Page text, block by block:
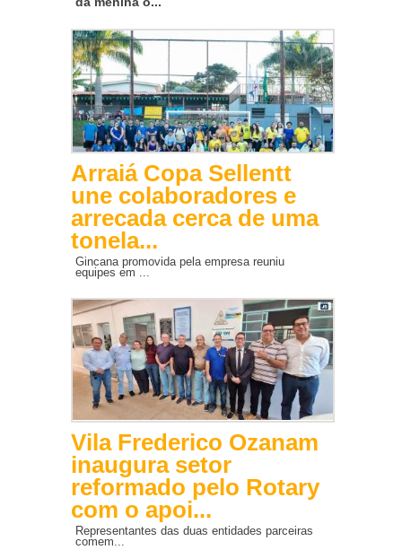
Arraiá Copa Sellentt
une colaboradores e
arrecada cerca de uma
tonela...
Gincana promovida pela empresa reuniu
equipes em ...
Vila Frederico Ozanam
inaugura setor
reformado pelo Rotary
com o apoi...
Representantes das duas entidades parceiras
comem...